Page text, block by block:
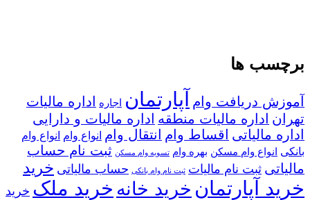
برچسب ها
آموزش دریافت وام آپارتمان اجاره
اداره مالیات
تهران اداره مالیات منطقه اداره مالیات و دارایی
اداره مالیاتی اقساط وام انتقال وام انواع وام انواع وام
بانکی
انواع وام مسکن بهره وام تسویه وام مسکن ثبت نام حساب
مالیاتی ثبت نام مالیات ثبت نام وام بانکی حساب مالیاتی خرید
خرید آپارتمان خرید خانه خرید ملک خرید